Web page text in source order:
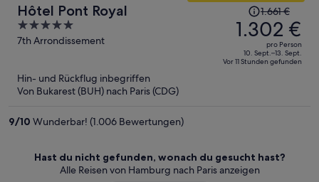
Hôtel Pont Royal
5
out
7th Arrondissement
Der
Preis
betrug
1.661 €,
jetzt
1.661 €
1.302 €
pro Person
10. Sept.–13. Sept.
Vor 11 Stunden gefunden
Hin- und Rückflug inbegriffen
Von Bukarest (BUH) nach Paris (CDG)
9/10 Wunderbar! (1.006 Bewertungen)
Hast du nicht gefunden, wonach du gesucht hast?
Alle Reisen von Hamburg nach Paris anzeigen